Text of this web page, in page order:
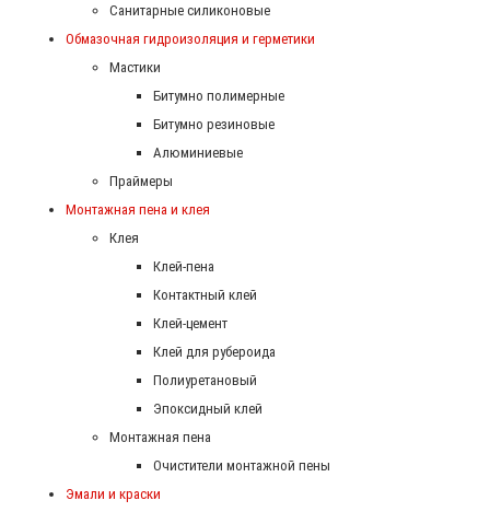
Санитарные силиконовые
Обмазочная гидроизоляция и герметики
Мастики
Битумно полимерные
Битумно резиновые
Алюминиевые
Праймеры
Монтажная пена и клея
Клея
Клей-пена
Контактный клей
Клей-цемент
Клей для рубероида
Полиуретановый
Эпоксидный клей
Монтажная пена
Очистители монтажной пены
Эмали и краски